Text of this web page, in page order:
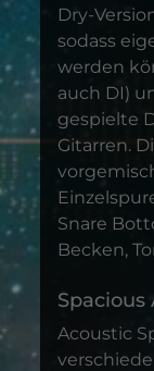
Dry-
sodass
werden
auch DI)
gespielte
Gitarren.
Snare
Becken,
Acoustic